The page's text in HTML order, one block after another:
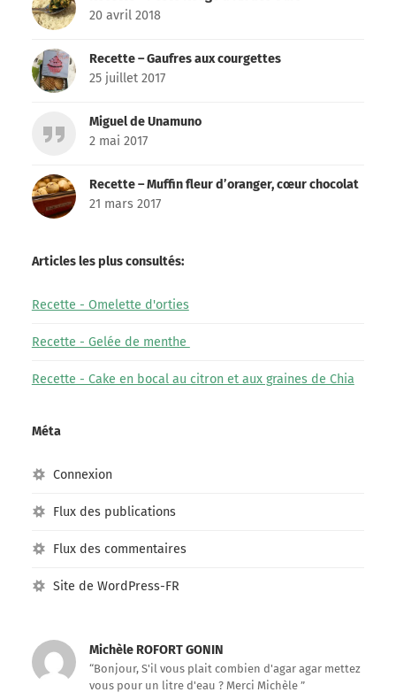
20 avril 2018
Recette – Gaufres aux courgettes
25 juillet 2017
Miguel de Unamuno
2 mai 2017
Recette – Muffin fleur d’oranger, cœur chocolat
21 mars 2017
Articles les plus consultés:
Recette - Omelette d'orties
Recette - Gelée de menthe
Recette - Cake en bocal au citron et aux graines de Chia
Méta
Connexion
Flux des publications
Flux des commentaires
Site de WordPress-FR
Michèle ROFORT GONIN
“Bonjour, S'il vous plait combien d'agar agar mettez
vous pour un litre d'eau ? Merci Michèle ”